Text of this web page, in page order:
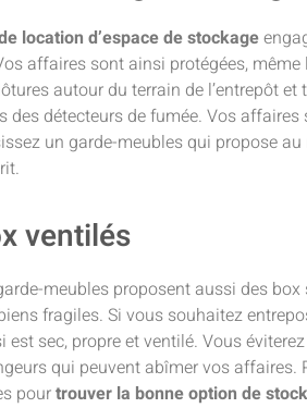
location d’espace de stockage
affaires sont ainsi protégées,
autour du terrain de l’entrepôt
des détecteurs de fumée. Vos
un garde-meubles qui propose
ventilés
meubles proposent aussi des
fragiles. Si vous souhaitez
est sec, propre et ventilé. Vous
qui peuvent abîmer vos affaires.
pourtrouver la bonne option de